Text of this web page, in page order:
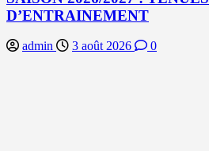
D’ENTRAINEMENT
admin 3 août 2026 0